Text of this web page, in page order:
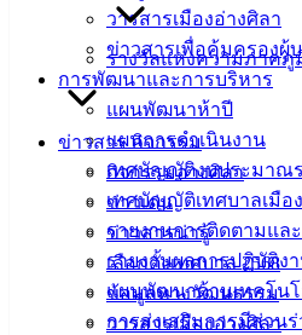
วารสารเมืองอ่างศิลา
ข่าวสารเพื่อคุ้มครองผู้
การพัฒนาและการบริหาร
แผนพัฒนาห้าปี
แผนการดำเนินงาน
เทศบัญญัติงบประมาณ
เทศบัญญัติเทศบาลเมือ
รายงานการติดตามแล
รายงานผลการปฏิบัติง
แผนพัฒนาด้านเทคโนโ
การส่งเสริมการมีส่วน
รางวัลแห่งความภาคภู
ข่าวสาร กิจกรรม
กิจกรรมอ่างศิลา
ข่าวเด่น
ข่าวสารน่ารู้
เลือกตั้งเทศบาล 2568
ข้อมูลทางวัฒนธรรม
วารสารเมืองอ่างศิลา